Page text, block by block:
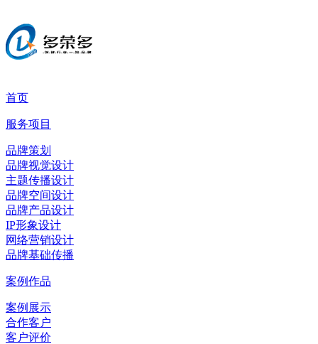
首页
服务项目
品牌策划
品牌视觉设计
主题传播设计
品牌空间设计
品牌产品设计
IP形象设计
网络营销设计
品牌基础传播
案例作品
案例展示
合作客户
客户评价